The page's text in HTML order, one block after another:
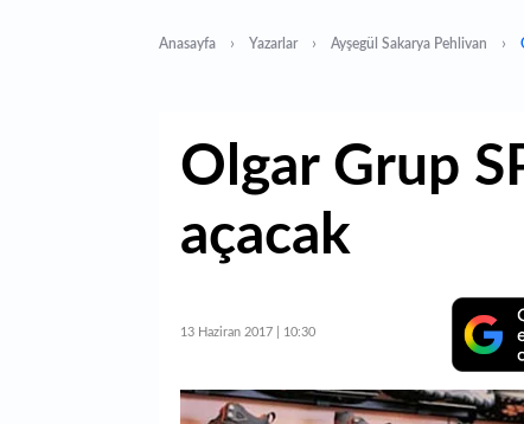
Anasayfa Yazarlar Ayşegül Sakarya Pehlivan
Olgar Grup
açacak
13 Haziran 2017 | 10:30